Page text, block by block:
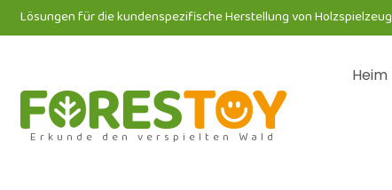
Lösungen für die kundenspezifische Herstellung von Holzspielzeug
Erkunde den verspielten Wald
Heim